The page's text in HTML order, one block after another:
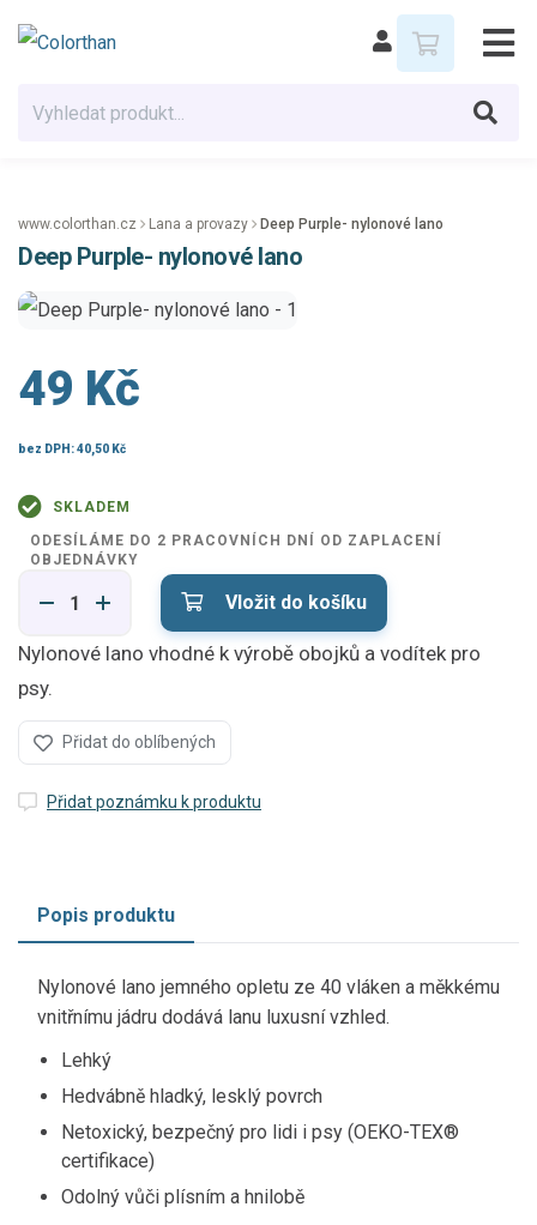
www.colorthan.cz Lana a provazy Deep Purple- nylonové lano
Deep Purple- nylonové lano
Nylonové lano vhodné k výrobě obojků a vodítek pro
psy.
49 Kč
bez DPH:40,50 Kč
Vložit do košíku
Přidat do oblíbených
Přidat poznámku k produktu
SKLADEM
ODESÍLÁME DO 2 PRACOVNÍCH DNÍ OD ZAPLACENÍ
OBJEDNÁVKY
Popis produktu
Nylonové lano jemného opletu ze 40 vláken a měkkému
vnitřnímu jádru dodává lanu luxusní vzhled.
Lehký
Hedvábně hladký, lesklý povrch
Netoxický, bezpečný pro lidi i psy (OEKO-TEX®
certifikace)
Odolný vůči plísním a hnilobě